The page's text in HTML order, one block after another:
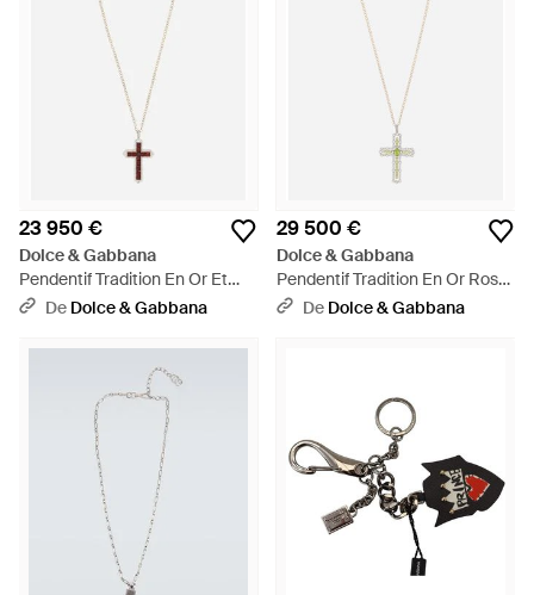
23 950 €
Dolce & Gabbana
Pendentif Tradition En Or Et
Blanc 18 Ct Avec Grenats
De Dolce & Gabbana
29 500 €
Dolce & Gabbana
Pendentif Tradition En Or Rose
Et 18 Ct Avec Péridots Et
De Dolce & Gabbana